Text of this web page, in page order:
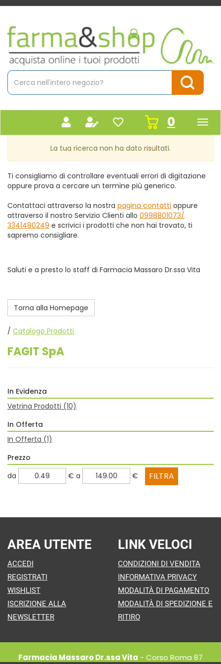
Passa
contenuto
principale
Farmacia
Massaro
Cerca
Prodotto
Cerca
0inseriti
La tua ricerca non ha dato risultati.
Ti consigliamo di controllare eventuali errori di digitazione
oppure prova a cercare un termine più generico.
Contattaci attraverso la nostra pagina contatti oppure
attraverso il nostro Servizio Clienti allo 0998801073/
3341480249 e scrivici i prodotti che non hai trovato, ti
sapremo consigliare.
Saluti e a presto lo staff di Farmacia Massaro Dr.ssa Vita
Torna alla Homepage
/ Catalogo Prodotti
FAGIT SpA
In Evidenza
Vetrina Prodotti (10)
In Offerta
In Offerta (1)
Prezzo
filtra
da € filtra
a €
AREA UTENTE
ACCEDI
REGISTRATI
WISHLIST
ISCRIZIONE ALLA
NEWSLETTER
LINK VELOCI
CONDIZIONI DI VENDITA
INFORMATIVA PRIVACY
MODALITÀ DI PAGAMENTO
MODALITÀ DI SPEDIZIONE E
RITIRO
Farmacia Massaro Dr.ssa Vita - Corso Roma 87